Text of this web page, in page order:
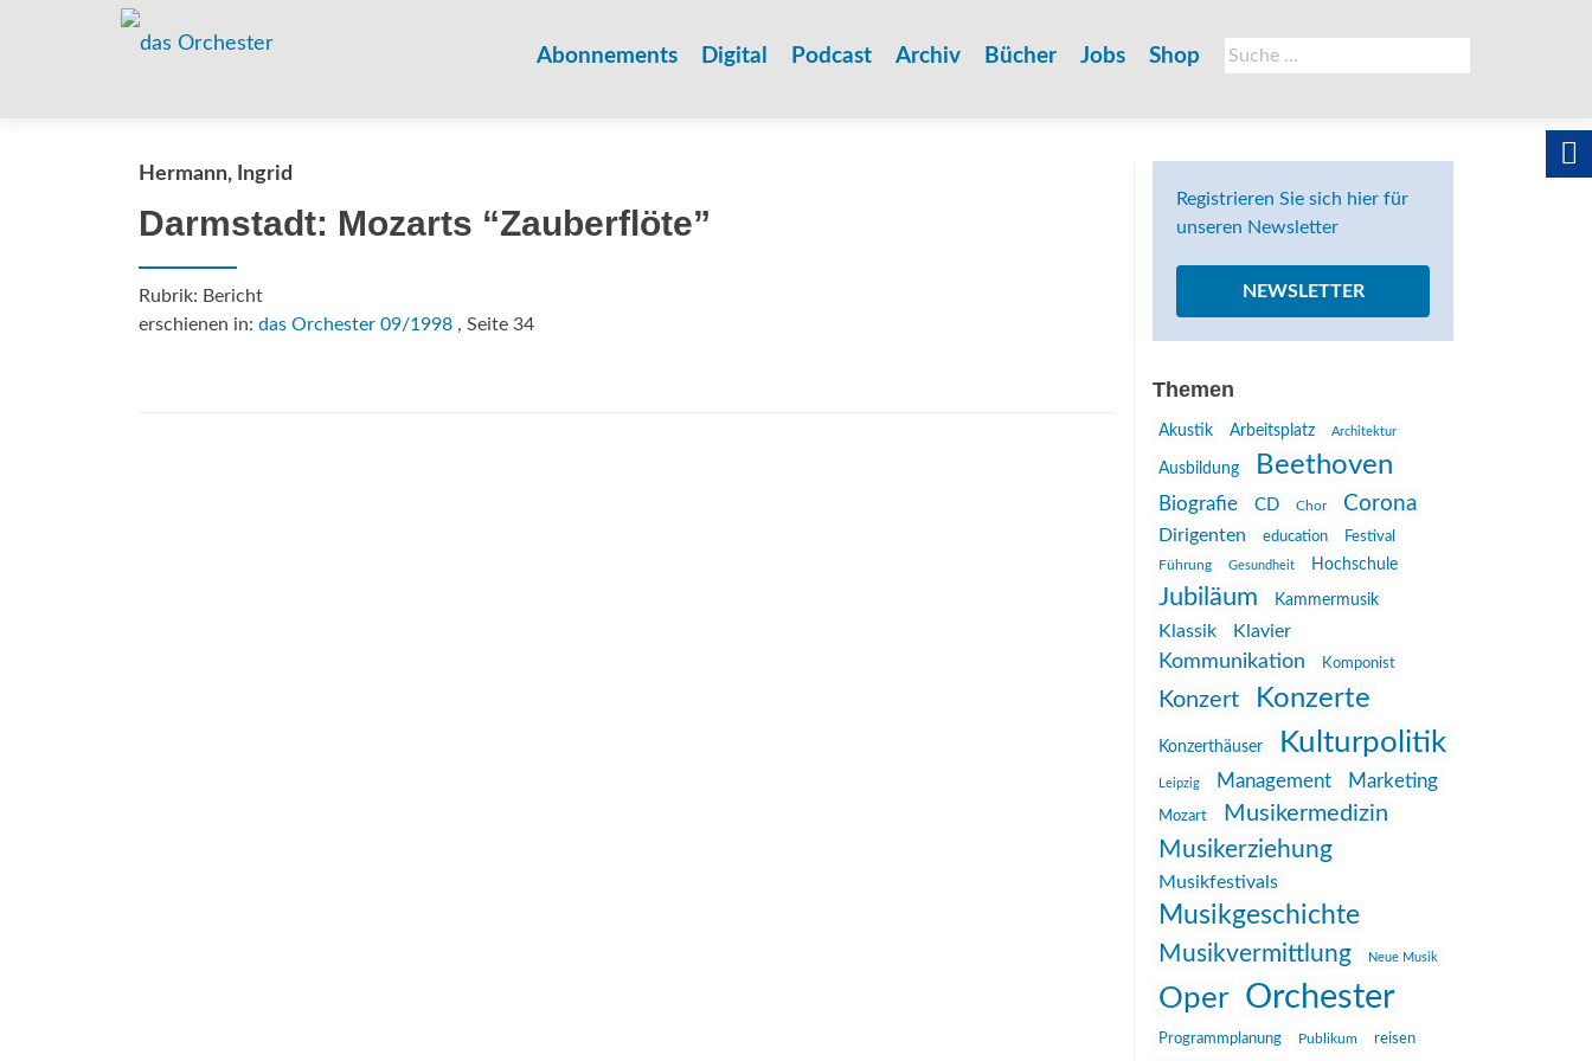
Suche
nach:
Abonnements Digital Podcast Archiv Bücher Jobs Shop
Hermann, Ingrid
Darmstadt: Mozarts “Zauberflöte”
Rubrik: Bericht
erschienen in: das Orchester 09/1998 , Seite 34
Registrieren Sie sich hier für
unseren Newsletter
NEWSLETTER
Themen
Akustik Arbeitsplatz Architektur
Ausbildung Beethoven
Biografie CD Chor Corona
Dirigenten education
Festival
Führung
Gesundheit Hochschule
Jubiläum Kammermusik
Klassik Klavier
Kommunikation Komponist
Konzert Konzerte
Konzerthäuser Kulturpolitik
Leipzig Management Marketing
Mozart Musikermedizin
Musikerziehung
Musikfestivals
Musikgeschichte
Musikvermittlung Neue Musik
Oper Orchester
Programmplanung Publikum reisen